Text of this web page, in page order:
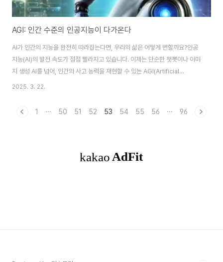
AGI: 인간 수준의 인공지능이 다가온다
AI가 인간의 지능을 완전히 따라잡는다면, 우리의 삶은 어떻게 변할까요?인공
지능(AI)의 발전 속도가 점점 빨라지고 있습니다. 이제는 단순한 챗봇이나 이미
지 생성 AI를 넘어, 인간의 사고 능력을 재현할 수 있는 AGI(Artificial
General Intelligence)에 대한 논의가 활발해지고 있죠. AGI란 인간과 같은
2025. 3. 22.
1 ··· 50 51 52 53 54 55 56 ··· 96